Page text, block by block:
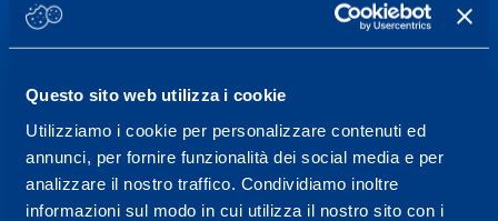
Questo sito web utilizza i cookie
Utilizziamo i cookie per personalizzare contenuti ed
annunci, per fornire funzionalità dei social media e per
analizzare il nostro traffico. Condividiamo inoltre
informazioni sul modo in cui utilizza il nostro sito con i
Da Lunedì al Venerdì
08.30 - 18.30
Centro servizi per l'alta
prestazione ed il
wellness.